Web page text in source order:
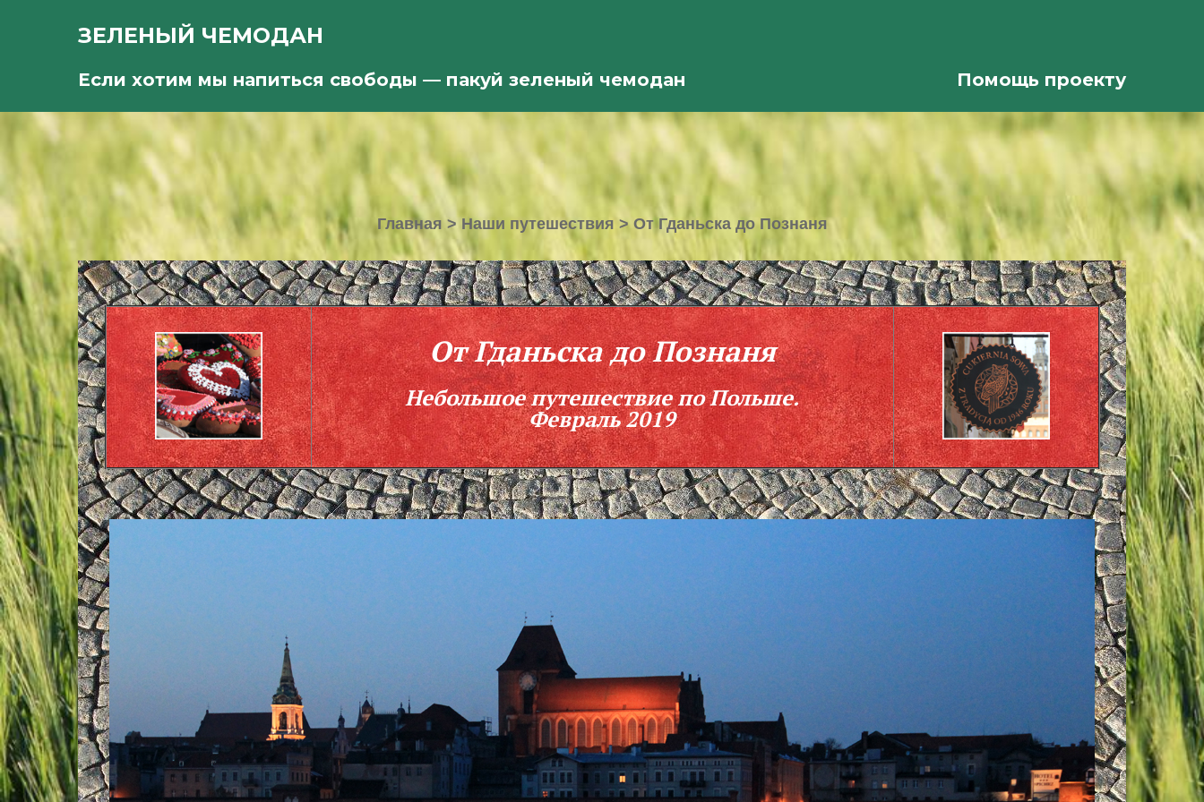
ЗЕЛЕНЫЙ ЧЕМОДАН
Если хотим мы напиться свободы — пакуй зеленый чемодан Помощь проекту
Главная> Наши путешествия > От Гданьска до Познаня
От Гданьска до Познаня
Небольшое путешествие по Польше.
Февраль 2019